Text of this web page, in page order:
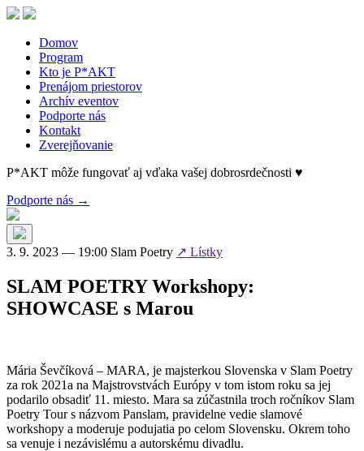
Skip
content
Domov
Program
Kto je P*AKT
Prenájom priestorov
Archív eventov
Podporte nás
Kontakt
Zverejňovanie
P*AKT môže fungovať aj vďaka vašej dobrosrdečnosti ♥
Podporte nás →
3. 9. 2023 — 19:00 Slam Poetry ↗ Lístky
SLAM POETRY Workshopy:
SHOWCASE s Marou
Mária Ševčíková – MARA, je majsterkou Slovenska v Slam Poetry
za rok 2021a na Majstrovstvách Európy v tom istom roku sa jej
podarilo obsadiť 11. miesto. Mara sa zúčastnila troch ročníkov Slam
Poetry Tour s názvom Panslam, pravidelne vedie slamové
workshopy a moderuje podujatia po celom Slovensku. Okrem toho
sa venuje i nezávislému a autorskému divadlu.